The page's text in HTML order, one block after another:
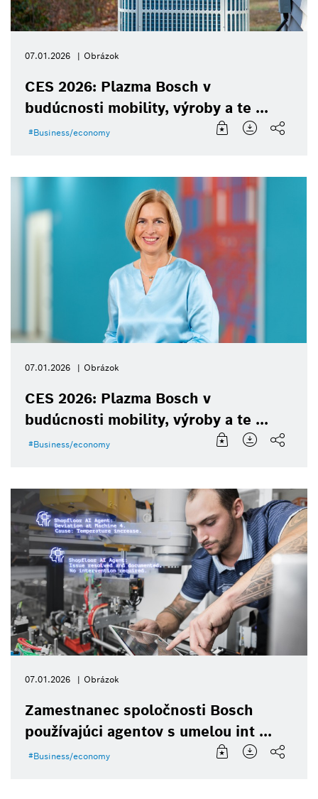
07.01.2026 Obrázok
CES 2026: Plazma Bosch v
budúcnosti mobility, výroby a te ...
Business/economy
07.01.2026 Obrázok
CES 2026: Plazma Bosch v
budúcnosti mobility, výroby a te ...
Business/economy
07.01.2026 Obrázok
Zamestnanec spoločnosti Bosch
používajúci agentov s umelou int ...
Business/economy